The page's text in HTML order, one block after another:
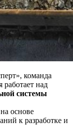
команда
работает над
системы
на основе
к разработке и